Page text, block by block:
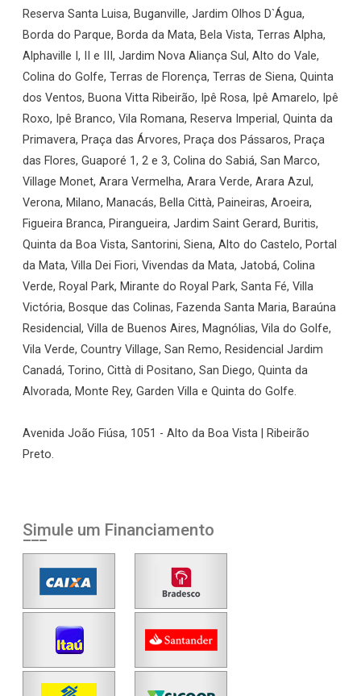
Reserva Santa Luisa, Buganville, Jardim Olhos D`Água,
Borda do Parque, Borda da Mata, Bela Vista, Terras Alpha,
Alphaville I, II e III, Jardim Nova Aliança Sul, Alto do Vale,
Colina do Golfe, Terras de Florença, Terras de Siena, Quinta
dos Ventos, Buona Vitta Ribeirão, Ipê Rosa, Ipê Amarelo, Ipê
Roxo, Ipê Branco, Vila Romana, Reserva Imperial, Quinta da
Primavera, Praça das Árvores, Praça dos Pássaros, Praça
das Flores, Guaporé 1, 2 e 3, Colina do Sabiá, San Marco,
Village Monet, Arara Vermelha, Arara Verde, Arara Azul,
Verona, Milano, Manacás, Bella Città, Paineiras, Aroeira,
Figueira Branca, Pirangueira, Jardim Saint Gerard, Buritis,
Quinta da Boa Vista, Santorini, Siena, Alto do Castelo, Portal
da Mata, Villa Dei Fiori, Vivendas da Mata, Jatobá, Colina
Verde, Royal Park, Mirante do Royal Park, Santa Fé, Villa
Victória, Bosque das Colinas, Fazenda Santa Maria, Baraúna
Residencial, Villa de Buenos Aires, Magnólias, Vila do Golfe,
Vila Verde, Country Village, San Remo, Residencial Jardim
Canadá, Torino, Città di Positano, San Diego, Quinta da
Alvorada, Monte Rey, Garden Villa e Quinta do Golfe.
Avenida João Fiúsa, 1051 - Alto da Boa Vista | Ribeirão
Preto.
Simule um Financiamento